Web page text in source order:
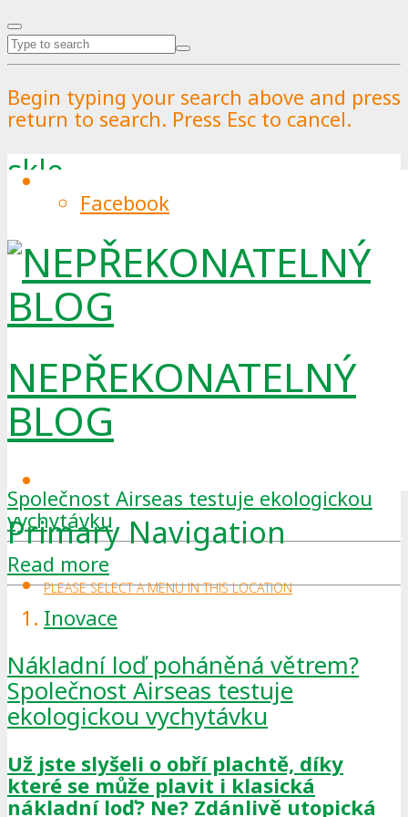
Begin typing your search above and press
return to search. Press Esc to cancel.
Facebook
NEPŘEKONATELNÝ
BLOG
Primary Navigation
PLEASE SELECT A MENU IN THIS LOCATION
skle
Read more
Inovace
Nákladní loď poháněná větrem?
Společnost Airseas testuje
ekologickou vychytávku
Už jste slyšeli o obří plachtě, díky
které se může plavit i klasická
nákladní loď? Ne? Zdánlivě utopická